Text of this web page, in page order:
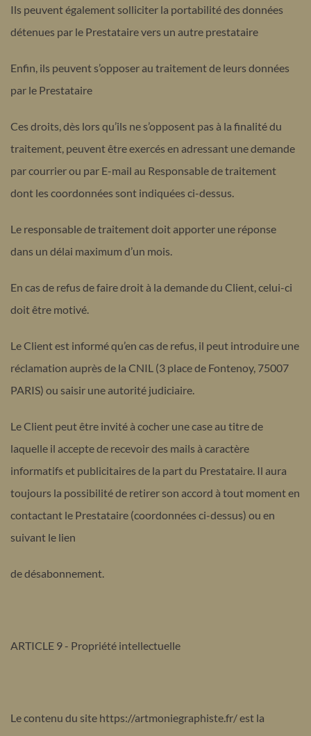
Ils peuvent également solliciter la portabilité des données
détenues par le Prestataire vers un autre prestataire
Enfin, ils peuvent s’opposer au traitement de leurs données
par le Prestataire
Ces droits, dès lors qu’ils ne s’opposent pas à la finalité du
traitement, peuvent être exercés en adressant une demande
par courrier ou par E-mail au Responsable de traitement
dont les coordonnées sont indiquées ci-dessus.
Le responsable de traitement doit apporter une réponse
dans un délai maximum d’un mois.
En cas de refus de faire droit à la demande du Client, celui-ci
doit être motivé.
Le Client est informé qu’en cas de refus, il peut introduire une
réclamation auprès de la CNIL (3 place de Fontenoy, 75007
PARIS) ou saisir une autorité judiciaire.
Le Client peut être invité à cocher une case au titre de
laquelle il accepte de recevoir des mails à caractère
informatifs et publicitaires de la part du Prestataire. Il aura
toujours la possibilité de retirer son accord à tout moment en
contactant le Prestataire (coordonnées ci-dessus) ou en
suivant le lien
de désabonnement.
ARTICLE 9 - Propriété intellectuelle
Le contenu du site https://artmoniegraphiste.fr/ est la